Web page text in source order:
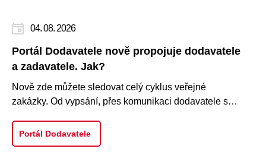
04. 08. 2026
Portál Dodavatele nově propojuje dodavatele
a zadavatele. Jak?
Nově zde můžete sledovat celý cyklus veřejné
zakázky. Od vypsání, přes komunikaci dodavatele se
Portál Dodavatele